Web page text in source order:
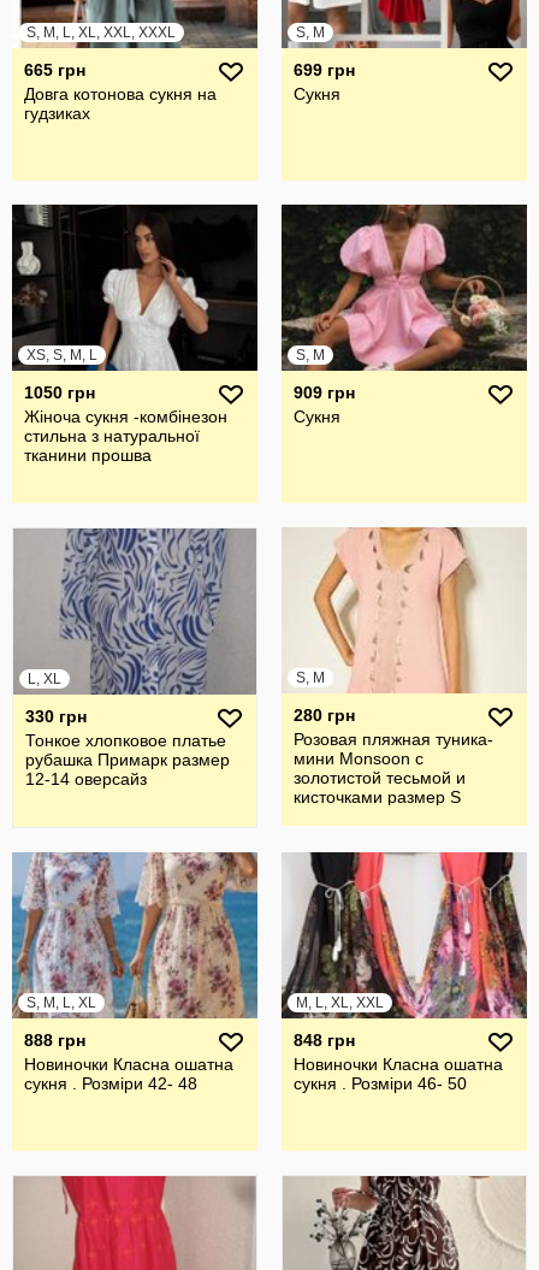
S, M, L, XL, XXL, XXXL
665 грн
Довга котонова сукня на
гудзиках
S, M
699 грн
Сукня
XS, S, M, L
1050 грн
Жіноча сукня -комбінезон
стильна з натуральної
тканини прошва
S, M
909 грн
Сукня
L, XL
330 грн
Тонкое хлопковое платье
рубашка Примарк размер
12-14 оверсайз
S, M
280 грн
Розовая пляжная туника-
мини Monsoon с
золотистой тесьмой и
кисточками размер S
S, M, L, XL
888 грн
Новиночки Класна ошатна
сукня . Розміри 42- 48
M, L, XL, XXL
848 грн
Новиночки Класна ошатна
сукня . Розміри 46- 50